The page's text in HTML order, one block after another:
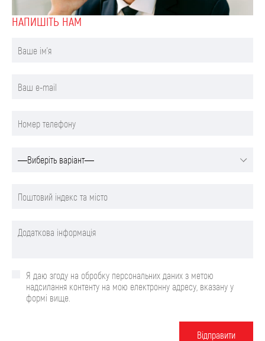
НАПИШIТЬ НАМ
Я даю згоду на обробку персональних даних з метою
надсилання контенту на мою електронну адресу, вказану у
формі вище.
Вiдправити